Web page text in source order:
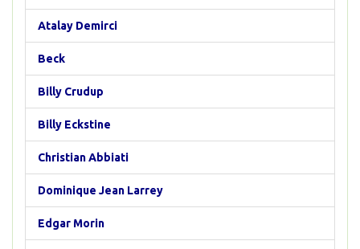
Atalay Demirci
Beck
Billy Crudup
Billy Eckstine
Christian Abbiati
Dominique Jean Larrey
Edgar Morin